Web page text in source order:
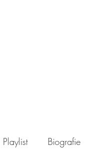
Playlist Biografie